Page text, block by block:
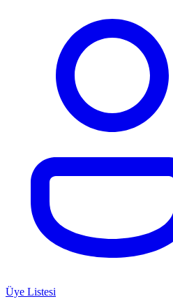
Üye Listesi